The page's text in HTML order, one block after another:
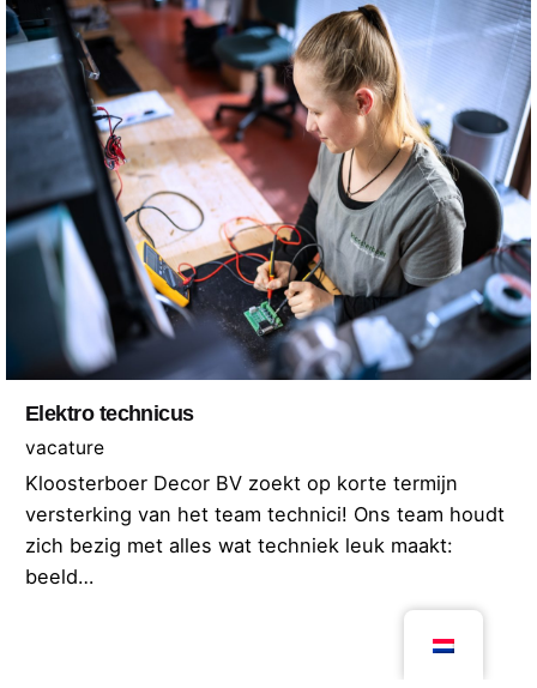
Elektro technicus
vacature
Kloosterboer Decor BV zoekt op korte termijn
versterking van het team technici! Ons team houdt
zich bezig met alles wat techniek leuk maakt:
beeld…